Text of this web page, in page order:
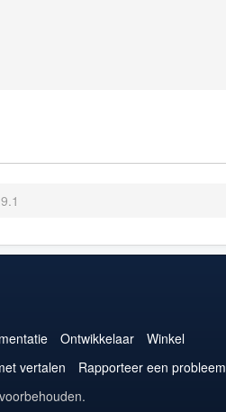
Ontwikkelaar
Winkel
vertalen Rapporteer een probleem